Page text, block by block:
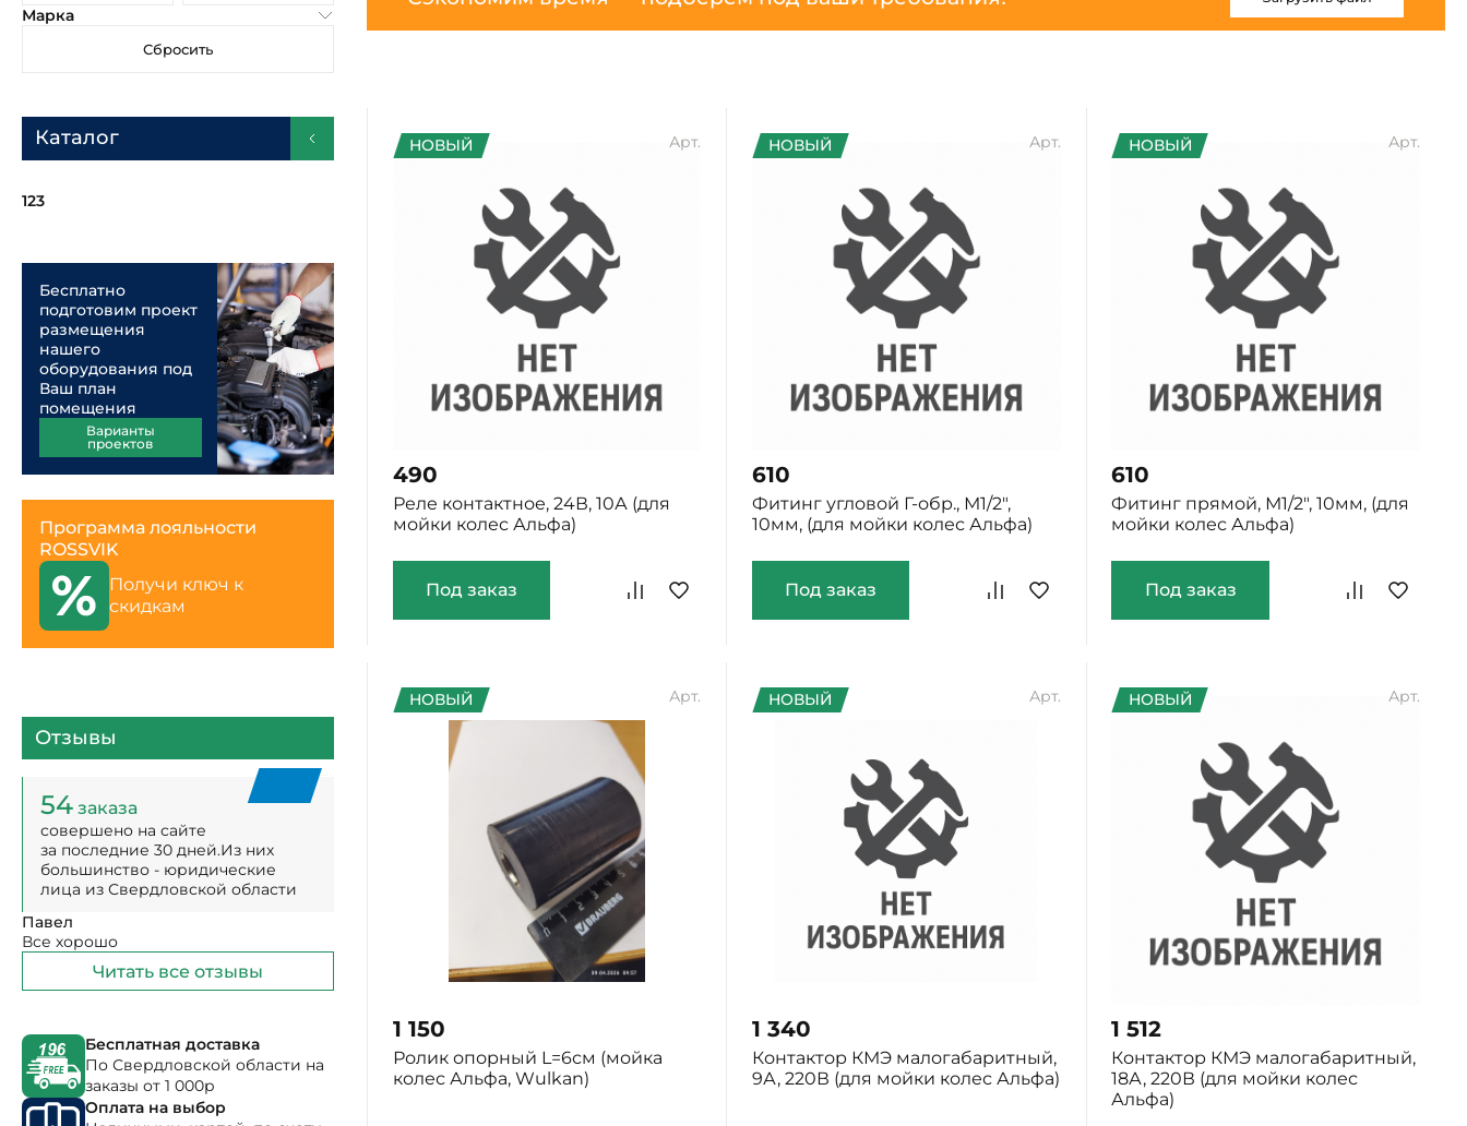
Бесплатно
подготовим проект
Ваш план
помещения
Варианты
проектов
Программа лояльности
ROSSVIK
54заказа
совершено на сайте
большинство - юридические
лица из Свердловской области
Павел
Все хорошо
Читать все отзывы
Бесплатная доставка
По Свердловской области на
заказы от 1 000р
возможны рассрочка и лизинг
Персональная скидка
Накопительные скидки от
заказов
Арт.
НОВЫЙ
490
Реле контактное, 24В, 10А (для
мойки колес Альфа)
Под заказ
Арт.
НОВЫЙ
610
Фитинг угловой Г-обр., М1/2",
10мм, (для мойки колес Альфа)
Под заказ
Арт.
НОВЫЙ
610
Фитинг прямой, М1/2", 10мм, (для
мойки колес Альфа)
Под заказ
Арт.
НОВЫЙ
1 150
Ролик опорный L=6см (мойка
колес Альфа, Wulkan)
Арт.
НОВЫЙ
1 340
Контактор КМЭ малогабаритный,
9А, 220В (для мойки колес Альфа)
Арт.
НОВЫЙ
1 512
Контактор КМЭ малогабаритный,
18А, 220В (для мойки колес
Альфа)